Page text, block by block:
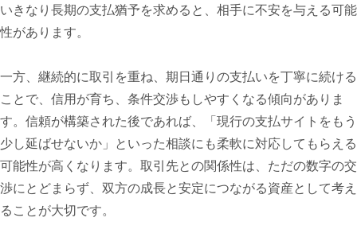
いきなり長期の支払猶予を求めると、相手に不安を与える可能
性があります。
一方、継続的に取引を重ね、期日通りの支払いを丁寧に続ける
ことで、信用が育ち、条件交渉もしやすくなる傾向がありま
す。信頼が構築された後であれば、「現行の支払サイトをもう
少し延ばせないか」といった相談にも柔軟に対応してもらえる
可能性が高くなります。取引先との関係性は、ただの数字の交
渉にとどまらず、双方の成長と安定につながる資産として考え
ることが大切です。